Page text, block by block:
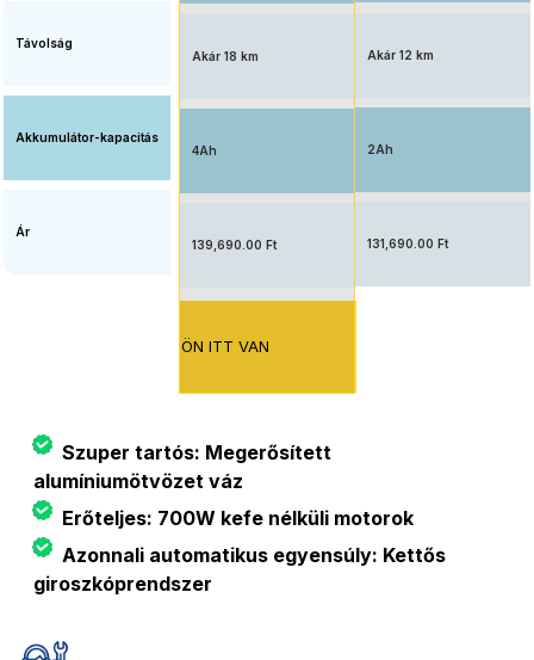
Távolság
Akkumulátor-kapacitás
Ár
Akár 18 km
4Ah
139,690.00 Ft
ÖN ITT VAN
Akár 12 km
2Ah
131,690.00 Ft
Szuper tartós: Megerősített
alumíniumötvözet váz
Erőteljes: 700W kefe nélküli motorok
Azonnali automatikus egyensúly: Kettős
giroszkóprendszer